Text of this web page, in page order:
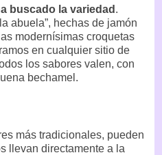
buscado la variedad .
abuela”, hechas de jamón
modernísimas croquetas
en cualquier sitio de
los sabores valen, con
bechamel.
más tradicionales, pueden
llevan directamente a la